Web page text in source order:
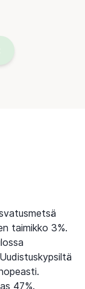
taimikko 3%.
47%.